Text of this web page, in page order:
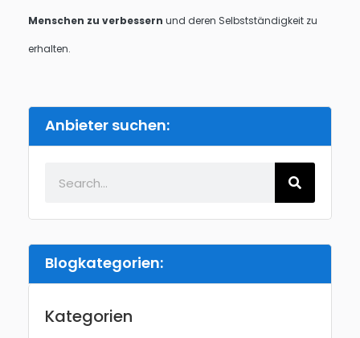
Menschen zu verbessern und deren Selbstständigkeit zu
erhalten.
Anbieter suchen:
Blogkategorien:
Kategorien